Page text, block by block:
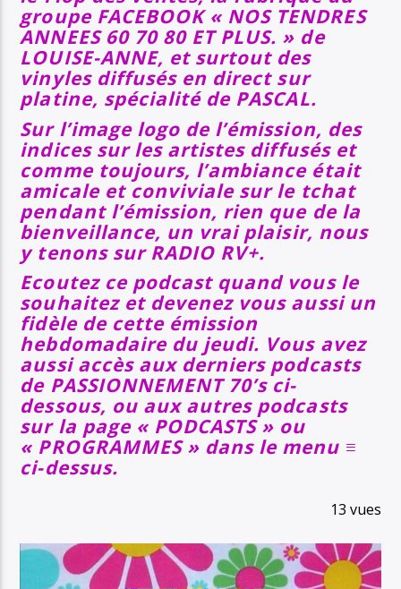
groupe FACEBOOK « NOS TENDRES
ANNEES 60 70 80 ET PLUS. » de
LOUISE-ANNE, et surtout des
vinyles diffusés en direct sur
platine, spécialité de PASCAL.
Sur l’image logo de l’émission, des
indices sur les artistes diffusés et
comme toujours, l’ambiance était
amicale et conviviale sur le tchat
pendant l’émission, rien que de la
bienveillance, un vrai plaisir, nous
y tenons sur RADIO RV+.
Ecoutez ce podcast quand vous le
souhaitez et devenez vous aussi un
fidèle de cette émission
hebdomadaire du jeudi. Vous avez
aussi accès aux derniers podcasts
de PASSIONNEMENT 70’s ci-
dessous, ou aux autres podcasts
sur la page « PODCASTS » ou
« PROGRAMMES » dans le menu ≡
ci-dessus.
13 vues